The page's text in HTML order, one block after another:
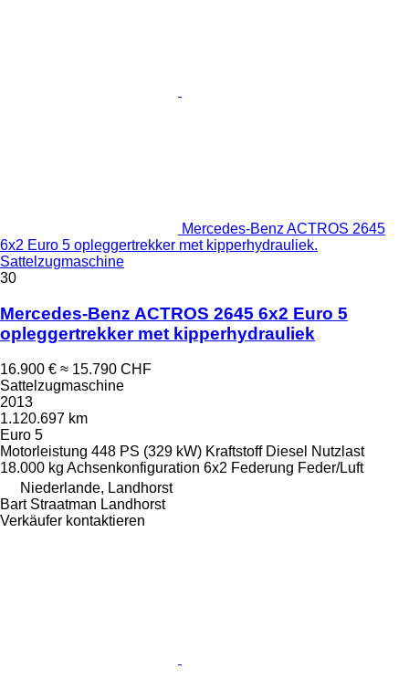
Mercedes-Benz ACTROS 2645
6x2 Euro 5 opleggertrekker met kipperhydrauliek.
Sattelzugmaschine
30
Mercedes-Benz ACTROS 2645 6x2 Euro 5
opleggertrekker met kipperhydrauliek
16.900 € ≈ 15.790 CHF
Sattelzugmaschine
2013
1.120.697 km
Euro 5
Motorleistung 448 PS (329 kW) Kraftstoff Diesel Nutzlast
18.000 kg Achsenkonfiguration 6x2 Federung Feder/Luft
Niederlande, Landhorst
Bart Straatman Landhorst
Verkäufer kontaktieren